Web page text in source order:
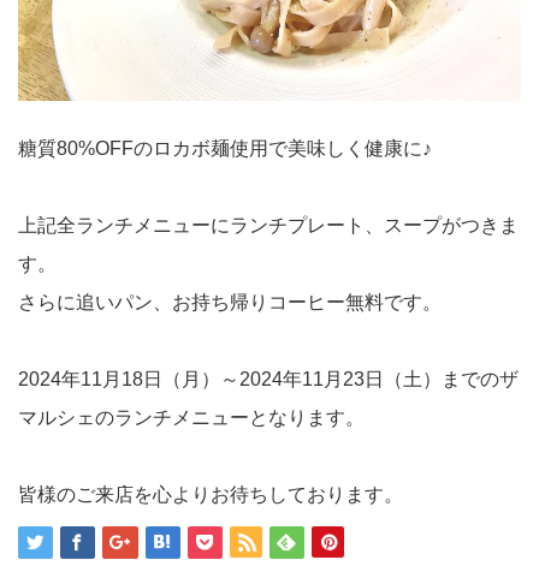
糖質80%OFFのロカボ麺使用で美味しく健康に♪
上記全ランチメニューにランチプレート、スープがつきま
す。
さらに追いパン、お持ち帰りコーヒー無料です。
2024年11月18日（月）～2024年11月23日（土）までのザ
マルシェのランチメニューとなります。
皆様のご来店を心よりお待ちしております。